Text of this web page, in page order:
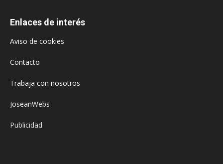
Enlaces de interés
Aviso de cookies
Contacto
Trabaja con nosotros
JoseanWebs
Publicidad